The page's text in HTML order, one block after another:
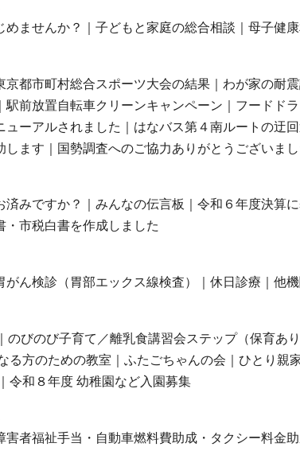
めませんか？｜子どもと家庭の総合相談｜母子健
京都市町村総合スポーツ大会の結果｜わが家の耐
駅前放置自転車クリーンキャンペーン｜フードド
ューアルされました｜はなバス第４南ルートの迂
します｜国勢調査へのご協力ありがとうございま
済みですか？｜みんなの伝言板｜令和６年度決算
・市税白書を作成しました
がん検診（胃部エックス線検査）｜休日診療｜他
のびのび子育て／離乳食講習会ステップ（保育あ
る方のための教室｜ふたごちゃんの会｜ひとり親
令和８年度 幼稚園など入園募集
害者福祉手当・自動車燃料費助成・タクシー料金